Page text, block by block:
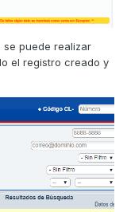
se puede realizar
el registro creado y